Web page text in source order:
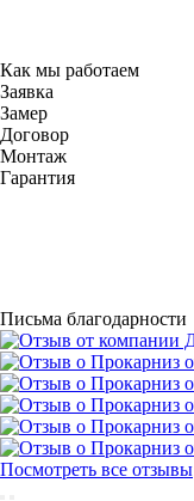
Как мы работаем
Заявка
Замер
Договор
Монтаж
Гарантия
Письма благодарности
Посмотреть все отзывы